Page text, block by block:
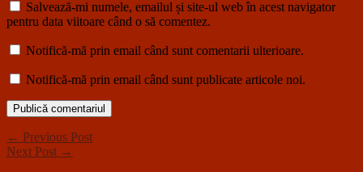
Salvează-mi numele, emailul și site-ul web în acest navigator
pentru data viitoare când o să comentez.
Notifică-mă prin email când sunt comentarii ulterioare.
Notifică-mă prin email când sunt publicate articole noi.
← Previous Post
Next Post →